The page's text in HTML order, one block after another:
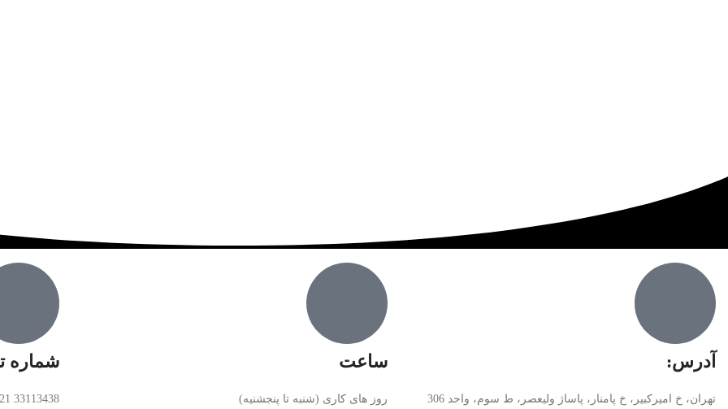
آدرس:
تهران، خ امیرکبیر، خ پامنار، پاساژ ولیعصر، ط سوم، واحد 306
ساعت
روز های کاری (شنبه تا پنجشنیه)
شماره
33113438 021